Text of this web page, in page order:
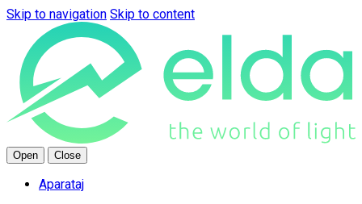
Skip to navigation Skip to content
Open Close
Aparataj